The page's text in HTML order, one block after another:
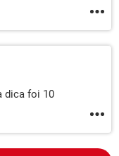
dica foi 10